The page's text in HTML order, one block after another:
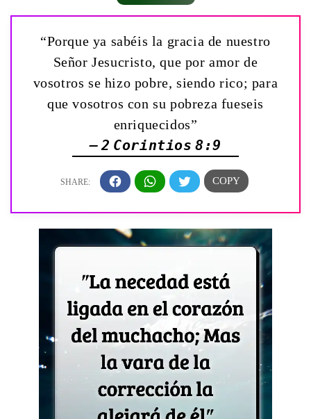
“Porque ya sabéis la gracia de nuestro
Señor Jesucristo, que por amor de
vosotros se hizo pobre, siendo rico; para
que vosotros con su pobreza fueseis
enriquecidos”
— 2 Corintios 8:9